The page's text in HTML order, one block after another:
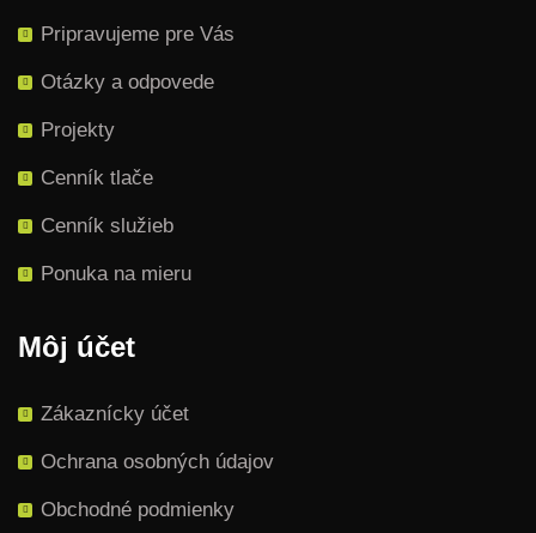
Pripravujeme pre Vás
Otázky a odpovede
Projekty
Cenník tlače
Cenník služieb
Ponuka na mieru
Môj účet
Zákaznícky účet
Ochrana osobných údajov
Obchodné podmienky